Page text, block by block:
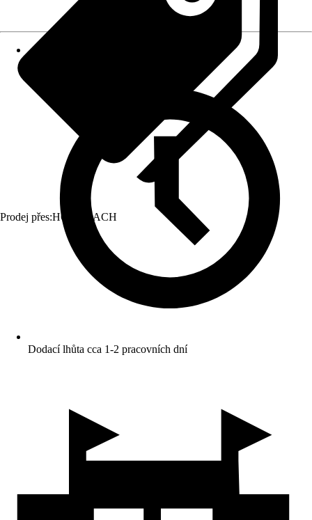
Prodej přes:HORNBACH
Dodací lhůta cca 1-2 pracovních dní